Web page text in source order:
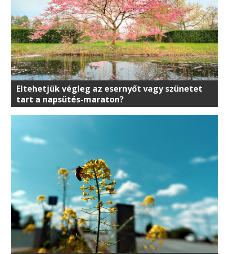
Eltehetjük végleg az esernyőt vagy szünetet
tart a napsütés-maraton?